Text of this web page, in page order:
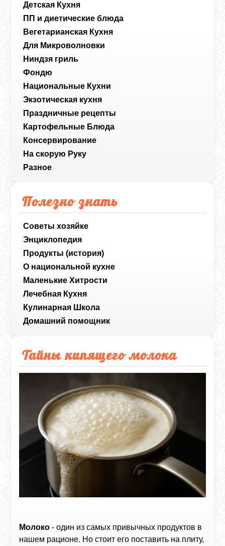
Детская Кухня
ПП и диетические блюда
Вегетарианская Кухня
Для Микроволновки
Ниндзя гриль
Фондю
Национальные Кухни
Экзотическая кухня
Праздничные рецепты
Картофельные Блюда
Консервирование
На скорую Руку
Разное
Полезно знать
Советы хозяйке
Энциклопедия
Продукты (история)
О национальной кухне
Маленькие Хитрости
Лечебная Кухня
Кулинарная Школа
Домашний помощник
Тайны кипящего молока
Молоко - один из самых привычных продуктов в
нашем рационе. Но стоит его поставить на плиту,